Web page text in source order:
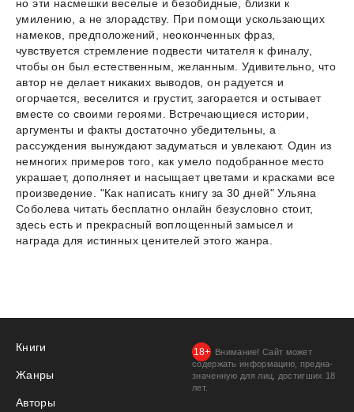
но эти насмешки веселые и безобидные, близки к
умилению, а не злорадству. При помощи ускользающих
намеков, предположений, неоконченных фраз,
чувствуется стремление подвести читателя к финалу,
чтобы он был естественным, желанным. Удивительно, что
автор не делает никаких выводов, он радуется и
огорчается, веселится и грустит, загорается и остывает
вместе со своими героями. Встречающиеся истории,
аргументы и факты достаточно убедительны, а
рассуждения вынуждают задуматься и увлекают. Один из
немногих примеров того, как умело подобранное место
украшает, дополняет и насыщает цветами и красками все
произведение. "Как написать книгу за 30 дней" Ульяна
Соболева читать бесплатно онлайн безусловно стоит,
здесь есть и прекрасный воплощенный замысел и
награда для истинных ценителей этого жанра.
Книги
Жанры
Авторы
Внимание! Сайт может
содержать информацию, предна­
значенную для лиц, дости­гших 18
лет.